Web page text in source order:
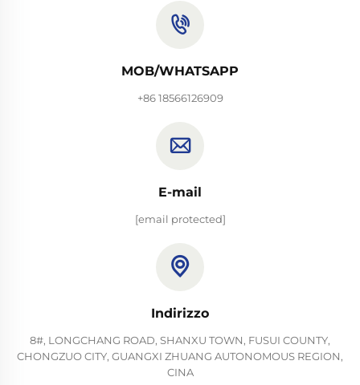
MOB/WHATSAPP
+86 18566126909
E-mail
[email protected]
Indirizzo
8#, LONGCHANG ROAD, SHANXU TOWN, FUSUI COUNTY,
CHONGZUO CITY, GUANGXI ZHUANG AUTONOMOUS REGION,
CINA